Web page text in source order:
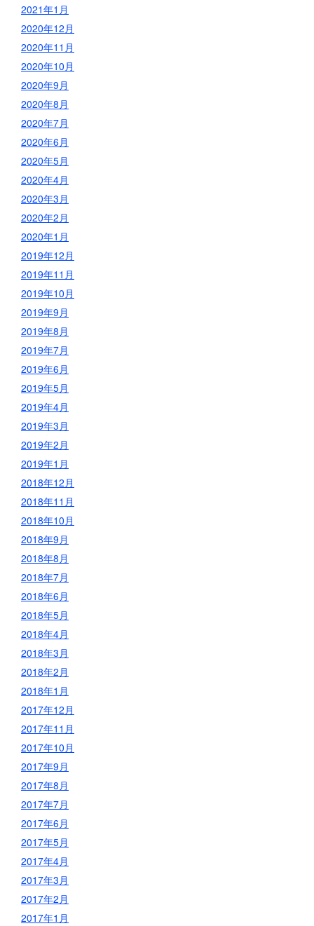
2021年1月
2020年12月
2020年11月
2020年10月
2020年9月
2020年8月
2020年7月
2020年6月
2020年5月
2020年4月
2020年3月
2020年2月
2020年1月
2019年12月
2019年11月
2019年10月
2019年9月
2019年8月
2019年7月
2019年6月
2019年5月
2019年4月
2019年3月
2019年2月
2019年1月
2018年12月
2018年11月
2018年10月
2018年9月
2018年8月
2018年7月
2018年6月
2018年5月
2018年4月
2018年3月
2018年2月
2018年1月
2017年12月
2017年11月
2017年10月
2017年9月
2017年8月
2017年7月
2017年6月
2017年5月
2017年4月
2017年3月
2017年2月
2017年1月